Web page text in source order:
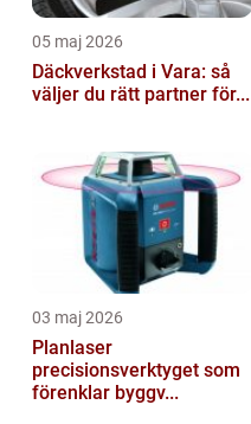
05 maj 2026
Däckverkstad i Vara: så
väljer du rätt partner för...
03 maj 2026
Planlaser
precisionsverktyget som
förenklar byggv...